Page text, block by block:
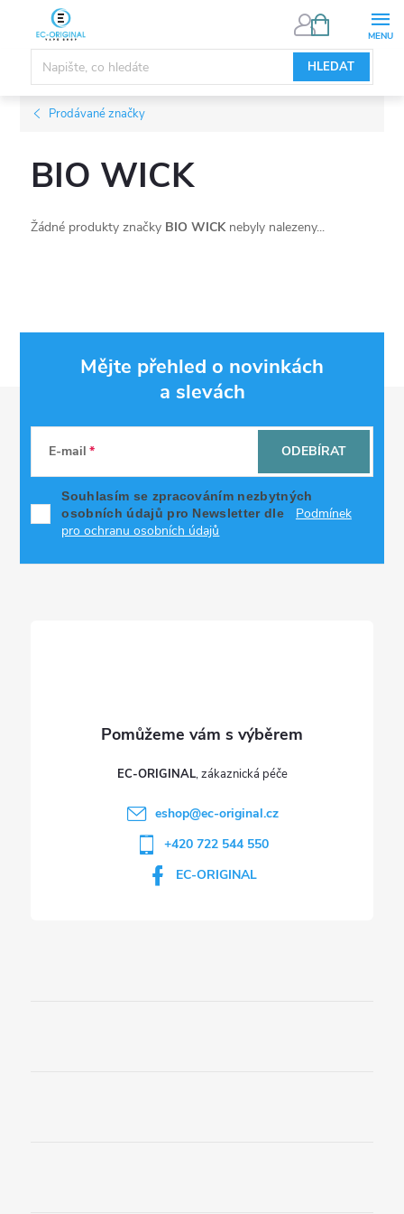
obsah
HLEDAT
NÁKUPNÍ
Prodávané značky
BIO WICK
Žádné produkty značky BIO WICKnebyly nalezeny...
Mějte přehled o novinkách
a slevách
E-mail
Souhlasím se zpracováním nezbytných
osobních údajů pro Newsletter dle
Podmínek
pro ochranu osobních údajů
ODEBÍRAT
EC-ORIGINAL
eshop@ec-original.cz
+420 722 544 550
EC-ORIGINAL